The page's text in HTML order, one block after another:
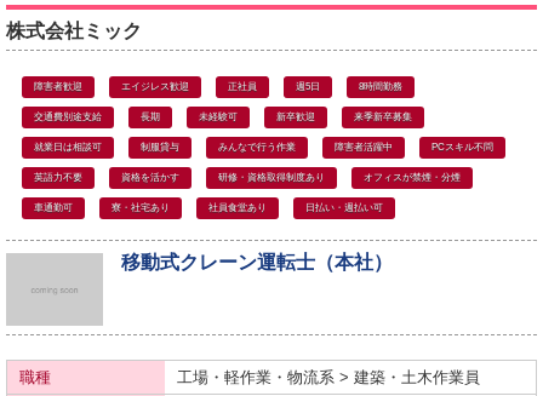
株式会社ミック
障害者歓迎 エイジレス歓迎 正社員 週5日 8時間勤務
交通費別途支給 長期 未経験可 新卒歓迎 来季新卒募集
就業日は相談可 制服貸与 みんなで行う作業 障害者活躍中 PCスキル不問
英語力不要 資格を活かす 研修・資格取得制度あり オフィスが禁煙・分煙
車通勤可 寮・社宅あり 社員食堂あり 日払い・週払い可
移動式クレーン運転士（本社）
職種 工場・軽作業・物流系 > 建築・土木作業員